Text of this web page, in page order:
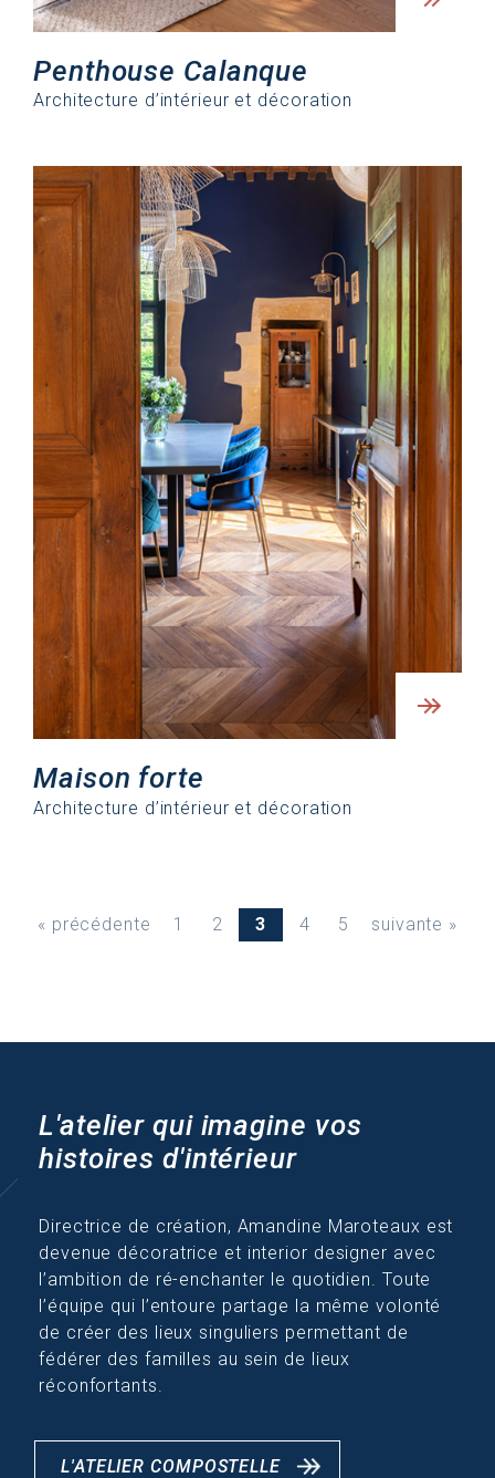
Penthouse Calanque
Architecture d’intérieur et décoration
Maison forte
Architecture d’intérieur et décoration
« précédente 1 2 3 4 5 suivante »
L'atelier qui imagine vos
histoires d'intérieur
Directrice de création, Amandine Maroteaux est
devenue décoratrice et interior designer avec
l’ambition de ré-enchanter le quotidien. Toute
l’équipe qui l’entoure partage la même volonté
de créer des lieux singuliers permettant de
fédérer des familles au sein de lieux
réconfortants.
L'ATELIER COMPOSTELLE